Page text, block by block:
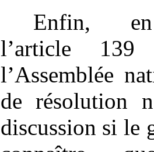
Enfin,
l’article
l’Assemblée
de résolution
discussion si le